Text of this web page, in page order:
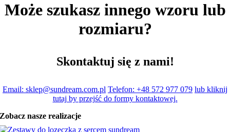
Może szukasz innego wzoru lub
rozmiaru?
Skontaktuj się z nami!
Email: sklep@sundream.com.pl Telefon: +48 572 977 079 lub kliknij
tutaj by przejść do formy kontaktowej.
Zobacz nasze realizacje